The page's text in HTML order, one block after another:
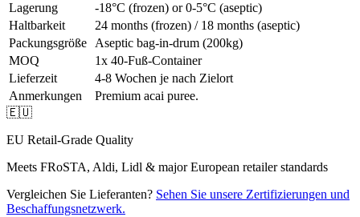
Lagerung
-18°C (frozen) or 0-5°C (aseptic)
Haltbarkeit
24 months (frozen) / 18 months (aseptic)
Packungsgröße Aseptic bag-in-drum (200kg)
MOQ
1x 40-Fuß-Container
Lieferzeit
4-8 Wochen je nach Zielort
Anmerkungen
Premium acai puree.
🇪🇺
EU Retail-Grade Quality
Meets FRoSTA, Aldi, Lidl & major European retailer standards
Vergleichen Sie Lieferanten? Sehen Sie unsere Zertifizierungen und
Beschaffungsnetzwerk.